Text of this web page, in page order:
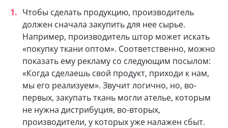
Чтобы сделать продукцию, производитель
должен сначала закупить для нее сырье.
Например, производитель штор может искать
«покупку ткани оптом». Соответственно, можно
показать ему рекламу со следующим посылом:
«Когда сделаешь свой продукт, приходи к нам,
мы его реализуем». Звучит логично, но, во-
первых, закупать ткань могли ателье, которым
не нужна дистрибуция, во-вторых,
производители, у которых уже налажен сбыт.